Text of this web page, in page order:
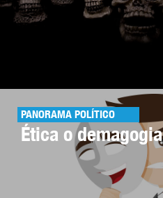
PANORAMA POLÍTICO
Ética o demagogia